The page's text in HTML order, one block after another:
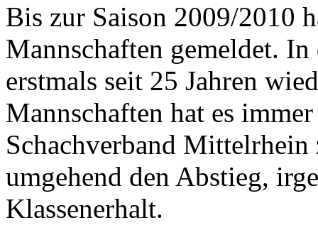
Bis zur Saison 2009/2010
Mannschaften gemeldet.
erstmals seit 25 Jahren
Mannschaften hat es
Schachverband Mittelrhein
umgehend den Abstieg,
Klassenerhalt.